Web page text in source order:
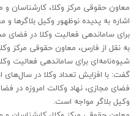
معاون حقوقی مرکز وکلا، کارشناسان و
اشاره به پدیده نوظهور وکیل بلاگرها
برای ساماندهی فعالیت وکلا در فضای
به نقل از فارس، معاون حقوقی مرکز
شیوه‌نامه‌ای برای ساماندهی فعالیت
گفت: با افزایش تعداد وکلا در
فضای مجازی، نهاد وکالت امروزه در
وکیل بلاگر مواجه است.